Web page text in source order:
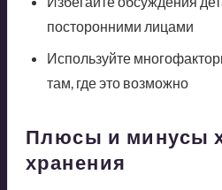
посторонними лицами
Используйте
там, где это возможно
Плюсы и минусы
хранения